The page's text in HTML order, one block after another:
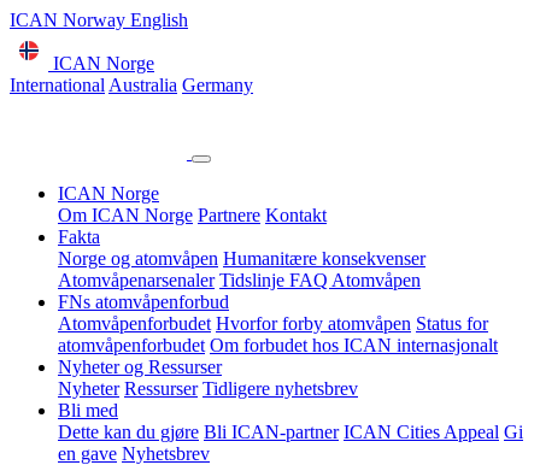
ICAN Norway English
ICAN Norge
International Australia Germany
ICAN Norge
Om ICAN Norge Partnere Kontakt
Fakta
Norge og atomvåpen Humanitære konsekvenser
Atomvåpenarsenaler Tidslinje FAQ Atomvåpen
FNs atomvåpenforbud
Atomvåpenforbudet Hvorfor forby atomvåpen Status for
atomvåpenforbudet Om forbudet hos ICAN internasjonalt
Nyheter og Ressurser
Nyheter Ressurser Tidligere nyhetsbrev
Bli med
Dette kan du gjøre Bli ICAN-partner ICAN Cities Appeal Gi
en gave Nyhetsbrev